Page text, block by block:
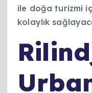
ile doğa turizmi
kolaylık